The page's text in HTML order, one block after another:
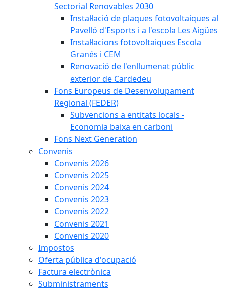
Sectorial Renovables 2030
Instal·lació de plaques fotovoltaiques al
Pavelló d'Esports i a l'escola Les Aigües
Instal·lacions fotovoltaiques Escola
Granés i CEM
Renovació de l'enllumenat públic
exterior de Cardedeu
Fons Europeus de Desenvolupament
Regional (FEDER)
Subvencions a entitats locals -
Economia baixa en carboni
Fons Next Generation
Convenis
Convenis 2026
Convenis 2025
Convenis 2024
Convenis 2023
Convenis 2022
Convenis 2021
Convenis 2020
Impostos
Oferta pública d'ocupació
Factura electrònica
Subministraments